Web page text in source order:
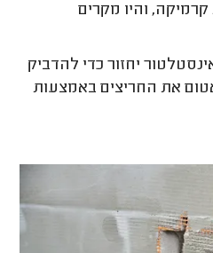
והיו מקרים
יחזור כדי להדביק
את החריצים באמצעות